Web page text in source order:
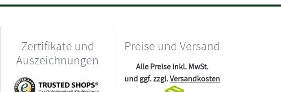
Zertifikate und
Auszeichnungen
Preise und Versand
Alle Preise inkl. MwSt.
und ggf. zzgl.Versandkosten